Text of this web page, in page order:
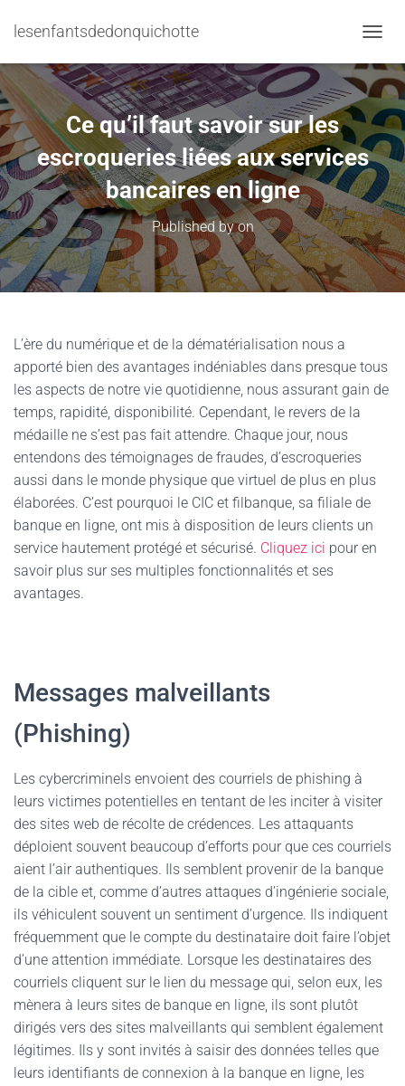
lesenfantsdedonquichotte
Ce qu’il faut savoir sur les
escroqueries liées aux services
bancaires en ligne
Published byon
L’ère du numérique et de la dématérialisation nous a
apporté bien des avantages indéniables dans presque tous
les aspects de notre vie quotidienne, nous assurant gain de
temps, rapidité, disponibilité. Cependant, le revers de la
médaille ne s’est pas fait attendre. Chaque jour, nous
entendons des témoignages de fraudes, d’escroqueries
aussi dans le monde physique que virtuel de plus en plus
élaborées. C’est pourquoi le CIC et filbanque, sa filiale de
banque en ligne, ont mis à disposition de leurs clients un
service hautement protégé et sécurisé. Cliquez ici pour en
savoir plus sur ses multiples fonctionnalités et ses
avantages.
Messages malveillants
(Phishing)
Les cybercriminels envoient des courriels de phishing à
leurs victimes potentielles en tentant de les inciter à visiter
des sites web de récolte de crédences. Les attaquants
déploient souvent beaucoup d’efforts pour que ces courriels
aient l’air authentiques. Ils semblent provenir de la banque
de la cible et, comme d’autres attaques d’ingénierie sociale,
ils véhiculent souvent un sentiment d’urgence. Ils indiquent
fréquemment que le compte du destinataire doit faire l’objet
d’une attention immédiate. Lorsque les destinataires des
courriels cliquent sur le lien du message qui, selon eux, les
mènera à leurs sites de banque en ligne, ils sont plutôt
dirigés vers des sites malveillants qui semblent également
légitimes. Ils y sont invités à saisir des données telles que
leurs identifiants de connexion à la banque en ligne, les